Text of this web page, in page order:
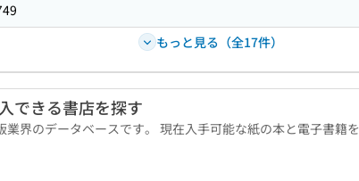
もっと見る（全17件）
できる書店を探す
界のデータベースです。 現在入手可能な紙の本と電子書籍